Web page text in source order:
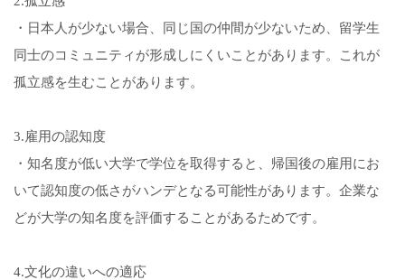
・日本人が少ない場合、同じ国の仲間が少ないため、留学生
同士のコミュニティが形成しにくいことがあります。これが
孤立感を生むことがあります。
3.雇用の認知度
・知名度が低い大学で学位を取得すると、帰国後の雇用にお
いて認知度の低さがハンデとなる可能性があります。企業な
どが大学の知名度を評価することがあるためです。
4.文化の違いへの適応